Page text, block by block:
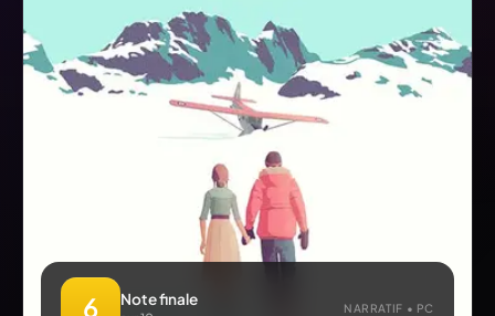
6 Note finale NARRATIF • PC